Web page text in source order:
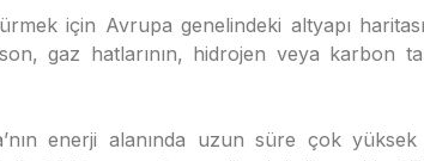
için Avrupa genelindeki altyapı
gaz hatlarının, hidrojen veya karbon
enerji alanında uzun süre çok yüksek